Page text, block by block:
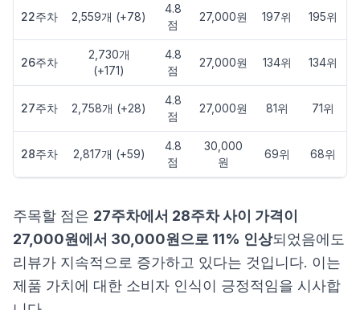
22주차 2,559개 (+78)
4.8
점
27,000원 197위 195위
26주차
2,730개
(+171)
4.8
점
27,000원 134위 134위
27주차 2,758개 (+28)
4.8
점
27,000원 81위 71위
28주차 2,817개 (+59)
4.8
점
30,000
원
69위 68위
주목할 점은 27주차에서 28주차 사이 가격이
27,000원에서 30,000원으로 11% 인상되었음에도
리뷰가 지속적으로 증가하고 있다는 것입니다. 이는
제품 가치에 대한 소비자 인식이 긍정적임을 시사합